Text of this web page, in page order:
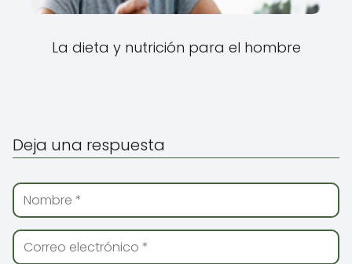
La dieta y nutrición para el hombre
Deja una respuesta